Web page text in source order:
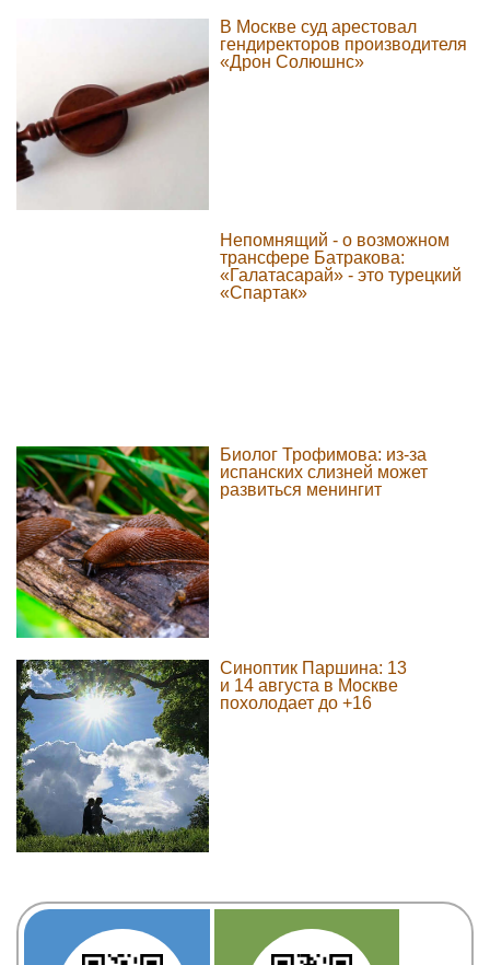
В Москве суд арестовал
гендиректоров производителя
«Дрон Солюшнс»
Непомнящий - о возможном
трансфере Батракова:
«Галатасарай» - это турецкий
«Спартак»
Биолог Трофимова: из-за
испанских слизней может
развиться менингит
Синоптик Паршина: 13
и 14 августа в Москве
похолодает до +16